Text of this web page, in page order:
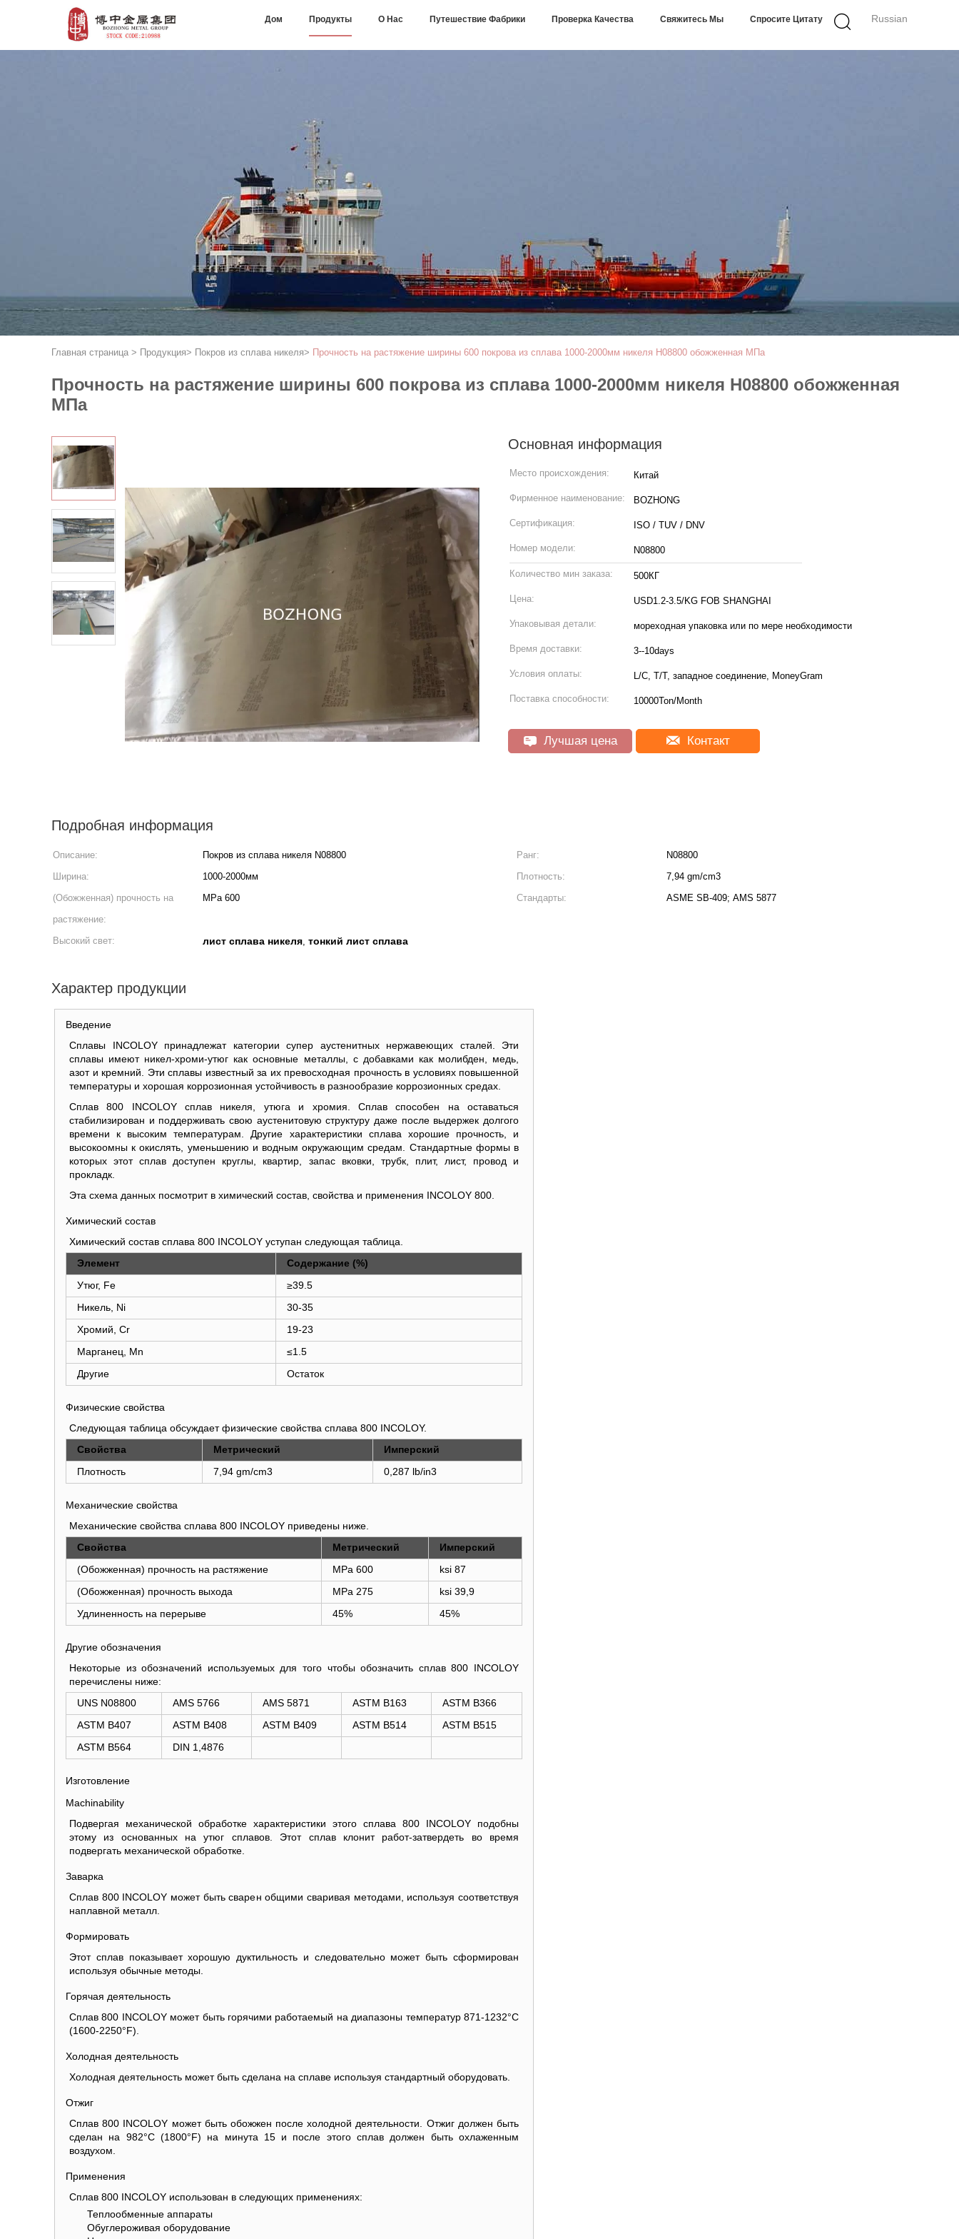
Оставьте сообщение
Отправить
Russian
Дом Продукты О Нас Путешествие Фабрики Проверка Качества Свяжитесь Мы Спросите Цитату
Главная страница > Продукция> Покров из сплава никеля> Прочность на растяжение ширины 600 покрова из сплава 1000-2000мм никеля Н08800 обожженная МПа
Прочность на растяжение ширины 600 покрова из сплава 1000-2000мм никеля Н08800 обожженная
МПа
Основная информация
Место происхождения: Китай
Фирменное наименование: BOZHONG
Сертификация: ISO / TUV / DNV
Номер модели: N08800
Количество мин заказа: 500КГ
Цена: USD1.2-3.5/KG FOB SHANGHAI
Упаковывая детали: мореходная упаковка или по мере необходимости
Время доставки: 3--10days
Условия оплаты: L/C, T/T, западное соединение, MoneyGram
Поставка способности: 10000Ton/Month
Лучшая цена Контакт
Подробная информация
Описание: Покров из сплава никеля N08800 Ранг:
N08800
Ширина:
1000-2000мм Плотность:
7,94 gm/cm3
(Обожженная) прочность на
растяжение:
MPa 600 Стандарты: ASME SB-409; AMS 5877
Высокий свет: лист сплава никеля, тонкий лист сплава
Характер продукции
Введение
Сплавы INCOLOY принадлежат категории супер аустенитных нержавеющих сталей. Эти
сплавы имеют никел-хроми-утюг как основные металлы, с добавками как молибден, медь,
азот и кремний. Эти сплавы известный за их превосходная прочность в условиях повышенной
температуры и хорошая коррозионная устойчивость в разнообразие коррозионных средах.
Сплав 800 INCOLOY сплав никеля, утюга и хромия. Сплав способен на оставаться
стабилизирован и поддерживать свою аустенитовую структуру даже после выдержек долгого
времени к высоким температурам. Другие характеристики сплава хорошие прочность, и
высокоомны к окислять, уменьшению и водным окружающим средам. Стандартные формы в
которых этот сплав доступен круглы, квартир, запас вковки, трубк, плит, лист, провод и
прокладк.
Эта схема данных посмотрит в химический состав, свойства и применения INCOLOY 800.
Химический состав
Химический состав сплава 800 INCOLOY уступан следующая таблица.
Элемент
Содержание (%)
Утюг, Fe
≥39.5
Никель, Ni
30-35
Хромий, Cr
19-23
Марганец, Mn
≤1.5
Другие
Остаток
Физические свойства
Следующая таблица обсуждает физические свойства сплава 800 INCOLOY.
Свойства
Метрический
Имперский
Плотность
7,94 gm/cm3 0,287 lb/in3
Механические свойства
Механические свойства сплава 800 INCOLOY приведены ниже.
Свойства
Метрический
Имперский
(Обожженная) прочность на растяжение
MPa 600
ksi 87
(Обожженная) прочность выхода
MPa 275
ksi 39,9
Удлиненность на перерыве
45% 45%
Другие обозначения
Некоторые из обозначений используемых для того чтобы обозначить сплав 800 INCOLOY
перечислены ниже:
UNS N08800
AMS 5766 AMS 5871 ASTM B163
ASTM B366
ASTM B407
ASTM B408 ASTM B409 ASTM B514
ASTM B515
ASTM B564
DIN 1,4876
Изготовление
Machinability
Подвергая механической обработке характеристики этого сплава 800 INCOLOY подобны
этому из основанных на утюг сплавов. Этот сплав клонит работ-затвердеть во время
подвергать механической обработке.
Заварка
Сплав 800 INCOLOY может быть сварен общими сваривая методами, используя соответствуя
наплавной металл.
Формировать
Этот сплав показывает хорошую дуктильность и следовательно может быть сформирован
используя обычные методы.
Горячая деятельность
Сплав 800 INCOLOY может быть горячими работаемый на диапазоны температур 871-1232°C
(1600-2250°F).
Холодная деятельность
Холодная деятельность может быть сделана на сплаве используя стандартный оборудовать.
Отжиг
Сплав 800 INCOLOY может быть обожжен после холодной деятельности. Отжиг должен быть
сделан на 982°C (1800°F) на минута 15 и после этого сплав должен быть охлаженным
воздухом.
Применения
Сплав 800 INCOLOY использован в следующих применениях:
Теплообменные аппараты
Обуглероживая оборудование